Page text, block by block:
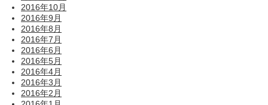
2016年10月
2016年9月
2016年8月
2016年7月
2016年6月
2016年5月
2016年4月
2016年3月
2016年2月